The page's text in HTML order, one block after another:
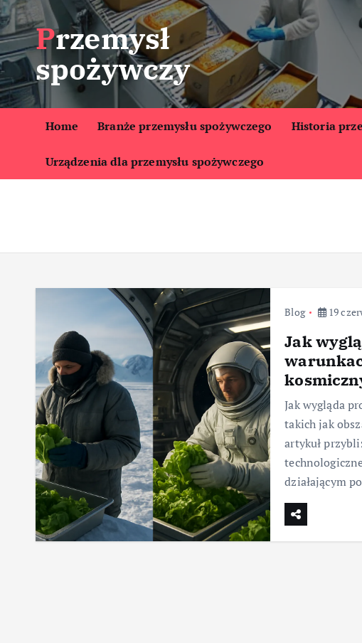
S
k
i
p
t
o
t
Przemysł
spożywczy
Home Branże przemysłu spożywczego Historia
Urządzenia dla przemysłu spożywczego
Blog 19
Jak
Jak wygląda
takich jak
artykuł
działającym